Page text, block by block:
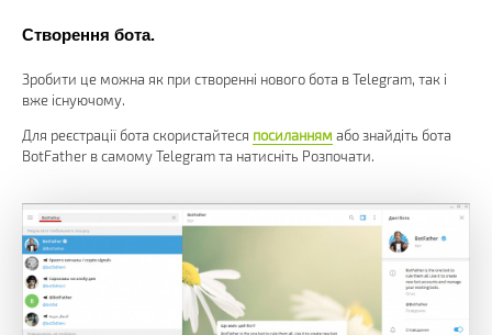
Створення бота.
Зробити це можна як при створенні нового бота в Telegram, так і
вже існуючому.
Для реєстрації бота скористайтеся посиланнямабо знайдіть бота
BotFather в самому Telegram та натисніть Розпочати.